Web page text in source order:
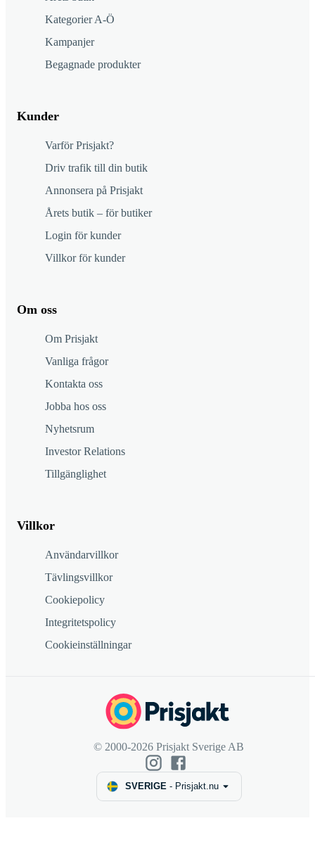
Kategorier A-Ö
Kampanjer
Begagnade produkter
Kunder
Varför Prisjakt?
Driv trafik till din butik
Annonsera på Prisjakt
Årets butik – för butiker
Login för kunder
Villkor för kunder
Om oss
Om Prisjakt
Vanliga frågor
Kontakta oss
Jobba hos oss
Nyhetsrum
Investor Relations
Tillgänglighet
Villkor
Användarvillkor
Tävlingsvillkor
Cookiepolicy
Integritetspolicy
Cookieinställningar
© 2000-2026 Prisjakt Sverige AB
SVERIGE- Prisjakt.nu